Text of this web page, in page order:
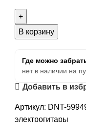
В корзину
Где можно
нет в наличии на
Добавить в
Артикул: DNT-
электрогитары